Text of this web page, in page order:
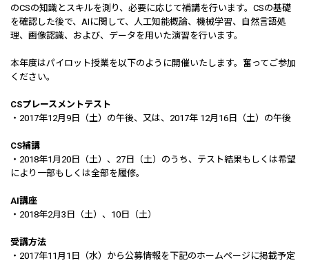
のCSの知識とスキルを測り、必要に応じて補講を行います。CSの基礎
を確認した後で、AIに関して、人工知能概論、機械学習、自然言語処
理、画像認識、および、データを用いた演習を行います。
本年度はパイロット授業を以下のように開催いたします。奮ってご参加
ください。
CSプレースメントテスト
・2017年12月9日（土）の午後、又は、2017年 12月16日（土）の午後
CS補講
・2018年1月20日（土）、27日（土）のうち、テスト結果もしくは希望
により一部もしくは全部を履修。
AI講座
・2018年2月3日（土）、10日（土）
受講方法
・2017年11月1日（水）から公募情報を下記のホームページに掲載予定